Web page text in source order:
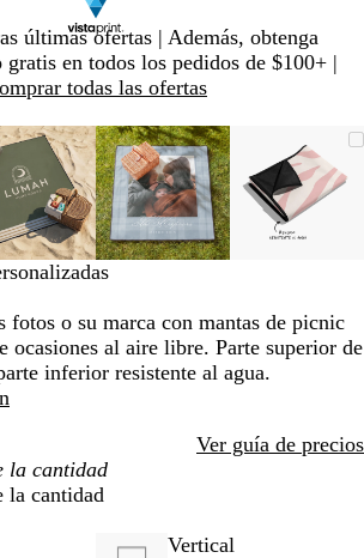
últimas ofertas | Además, obtenga
en todos los pedidos de $100+ |
todas las ofertas
Imagen
ampliable
con
zoom
Ampliado
al
mínimo
Haga
clic
para
expandir
Use
la
tecla
de
más
(+)
menos
para
y
las
Imagen
ampliable
con
zoom
Ampliado
al
mínimo
Haga
clic
para
expandir
Use
la
tecla
de
más
(+)
(-)
para
acercar/alejar
zoom
de
Imagen
con
zoom
al
mínimo
clic
para
la
tecla
de
más
menos
(-)
zoom
y
fotos o su marca con mantas de picnic
ocasiones al aire libre. Parte superior de
inferior resistente al agua.
Ver guía de precios
la cantidad
Vertical